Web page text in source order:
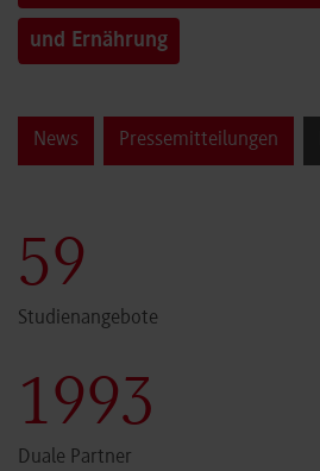
und Ernährung
News Pressemitteilungen
59
Studienangebote
1999
Duale Partner